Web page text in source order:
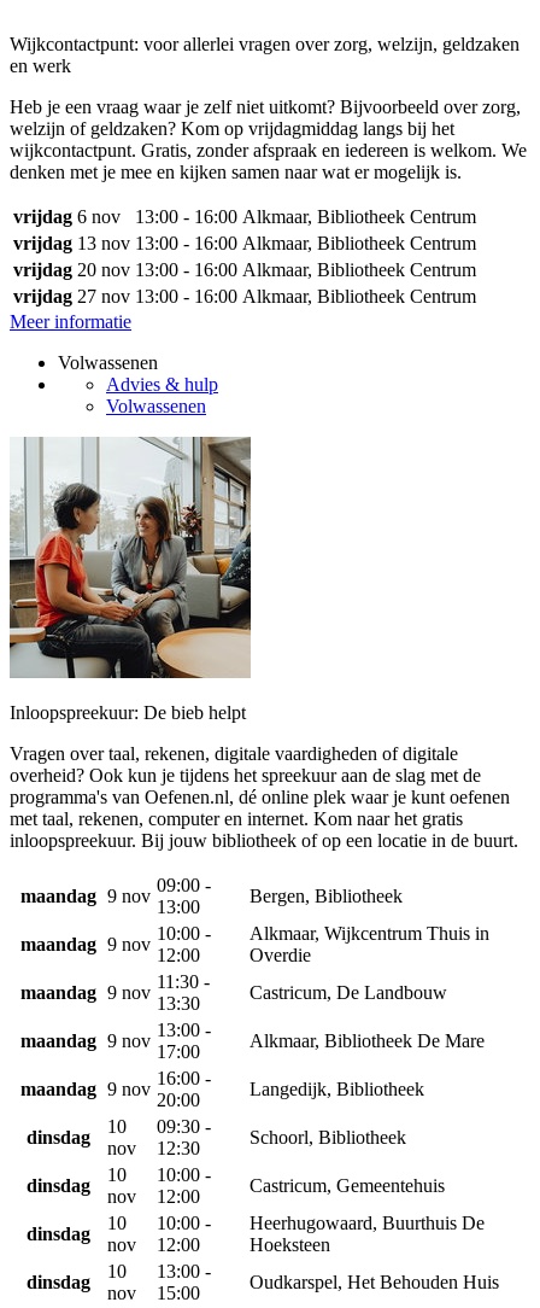
Wijkcontactpunt: voor allerlei vragen over zorg, welzijn, geldzaken
en werk
Heb je een vraag waar je zelf niet uitkomt? Bijvoorbeeld over zorg,
welzijn of geldzaken? Kom op vrijdagmiddag langs bij het
wijkcontactpunt. Gratis, zonder afspraak en iedereen is welkom. We
denken met je mee en kijken samen naar wat er mogelijk is.
vrijdag 6 nov 13:00 - 16:00 Alkmaar, Bibliotheek Centrum
vrijdag 13 nov 13:00 - 16:00 Alkmaar, Bibliotheek Centrum
vrijdag 20 nov 13:00 - 16:00 Alkmaar, Bibliotheek Centrum
vrijdag 27 nov 13:00 - 16:00 Alkmaar, Bibliotheek Centrum
Meer informatie
Volwassenen
Advies & hulp
Volwassenen
Inloopspreekuur: De bieb helpt
Vragen over taal, rekenen, digitale vaardigheden of digitale
overheid? Ook kun je tijdens het spreekuur aan de slag met de
programma's van Oefenen.nl, dé online plek waar je kunt oefenen
met taal, rekenen, computer en internet. Kom naar het gratis
inloopspreekuur. Bij jouw bibliotheek of op een locatie in de buurt.
maandag 9 nov
09:00 -
13:00
Bergen, Bibliotheek
maandag 9 nov
10:00 -
12:00
Alkmaar, Wijkcentrum Thuis in
Overdie
maandag 9 nov
11:30 -
13:30
Castricum, De Landbouw
maandag 9 nov
13:00 -
17:00
Alkmaar, Bibliotheek De Mare
maandag 9 nov
16:00 -
20:00
Langedijk, Bibliotheek
dinsdag
10
nov
09:30 -
12:30
Schoorl, Bibliotheek
dinsdag
10
nov
10:00 -
12:00
Castricum, Gemeentehuis
dinsdag
10
nov
10:00 -
12:00
Heerhugowaard, Buurthuis De
Hoeksteen
dinsdag
10
nov
13:00 -
15:00
Oudkarspel, Het Behouden Huis